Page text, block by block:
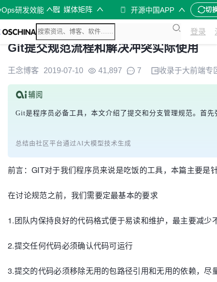
研发效能 媒体矩阵 开源中国APP 切
登录
Git提交规范流程和解决冲突实际使用
王念博客 2019-07-10 41,897 7 收录于大前端专
Git是程序员必备工具，本文介绍了提交和分支管理规范。首
总结由社区平台通过AI大模型技术生成
前言：GIT对于我们程序员来说是吃饭的工具，本篇主要
在讨论规范之前，我们需要定最基本的要求
1.团队内保持良好的代码格式便于易读和维护，最主要减
2.提交任何代码必须确认代码可运行
3.提交的代码必须移除无用的包路径引用和无用的依赖，尽